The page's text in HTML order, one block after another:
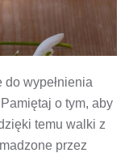
wypełnienia
o tym, aby
temu walki z
przez